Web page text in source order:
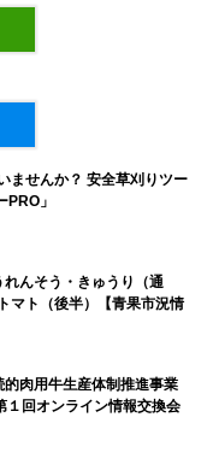
ませんか？ 安全草刈りツー
」
んそう・きゅうり（通
マト（後半）【青果市況情
肉用牛生産体制推進事業
回オンライン情報交換会